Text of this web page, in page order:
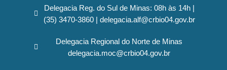
Delegacia Reg. do Sul de Minas: 08h às 14h |
(35) 3470-3860 | delegacia.alf@crbio04.gov.br
Delegacia Regional do Norte de Minas
delegacia.moc@crbio04.gov.br